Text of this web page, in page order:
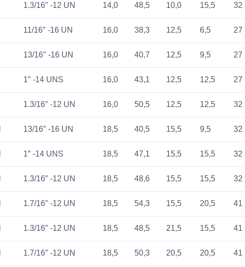
1.3/16″ -12 UN 14,0 48,5 10,0 15,5 32
11/16″ -16 UN 16,0 38,3 12,5 6,5 27
13/16″ -16 UN 16,0 40,7 12,5 9,5 27
1″ -14 UNS 16,0 43,1 12,5 12,5 27
1.3/16″ -12 UN 16,0 50,5 12,5 12,5 32
13/16″ -16 UN 18,5 40,5 15,5 9,5 32
1″ -14 UNS 18,5 47,1 15,5 15,5 32
1.3/16″ -12 UN 18,5 48,6 15,5 15,5 32
1.7/16″ -12 UN 18,5 54,3 15,5 20,5 41
1.3/16″ -12 UN 18,5 48,5 21,5 15,5 41
1.7/16″ -12 UN 18,5 50,3 20,5 20,5 41